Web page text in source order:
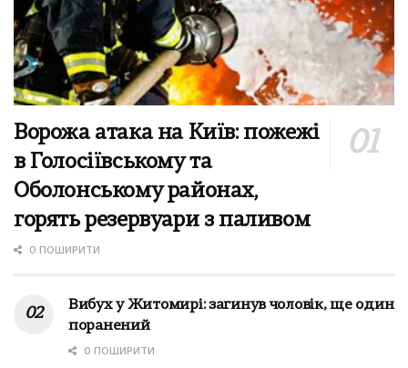
Ворожа атака на Київ: пожежі
в Голосіївському та
Оболонському районах,
горять резервуари з паливом
0 ПОШИРИТИ
Вибух у Житомирі: загинув чоловік, ще один
поранений
0 ПОШИРИТИ